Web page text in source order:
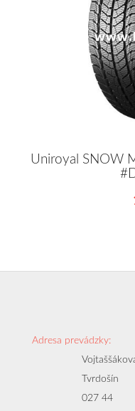
Uniroyal SNOW
Adresa prevádzky:
Tvrdošín
027 44